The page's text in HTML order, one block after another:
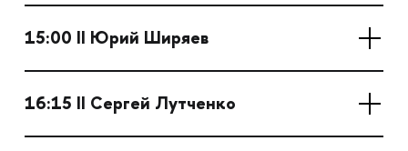
15:00 II Юрий Ширяев
16:15 II Сергей Лутченко